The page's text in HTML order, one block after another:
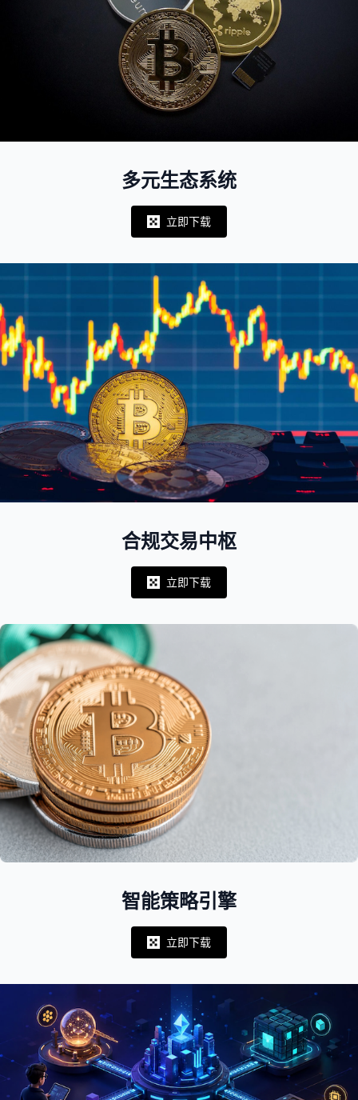
多元生态系统
Notifications
立即下载
合规交易中枢
Notifications
立即下载
智能策略引擎
Notifications
立即下载